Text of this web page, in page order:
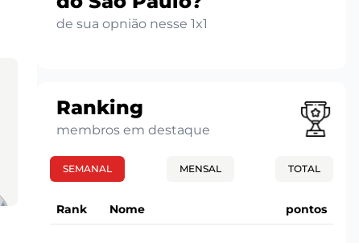
de sua opnião nesse 1x1
Ranking
membros em destaque
SEMANAL MENSAL TOTAL
Rank Nome pontos